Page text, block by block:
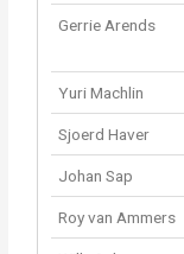
Gerrie Arends
Yuri Machlin
Sjoerd Haver
Johan Sap
Roy van Ammers